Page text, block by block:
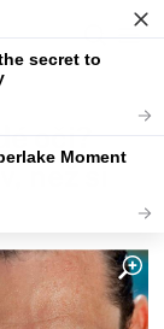
oči?
než si